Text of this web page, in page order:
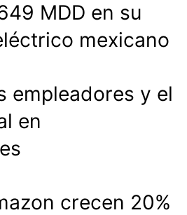
MDD en su
mexicano
empleadores y el
en
crecen 20%